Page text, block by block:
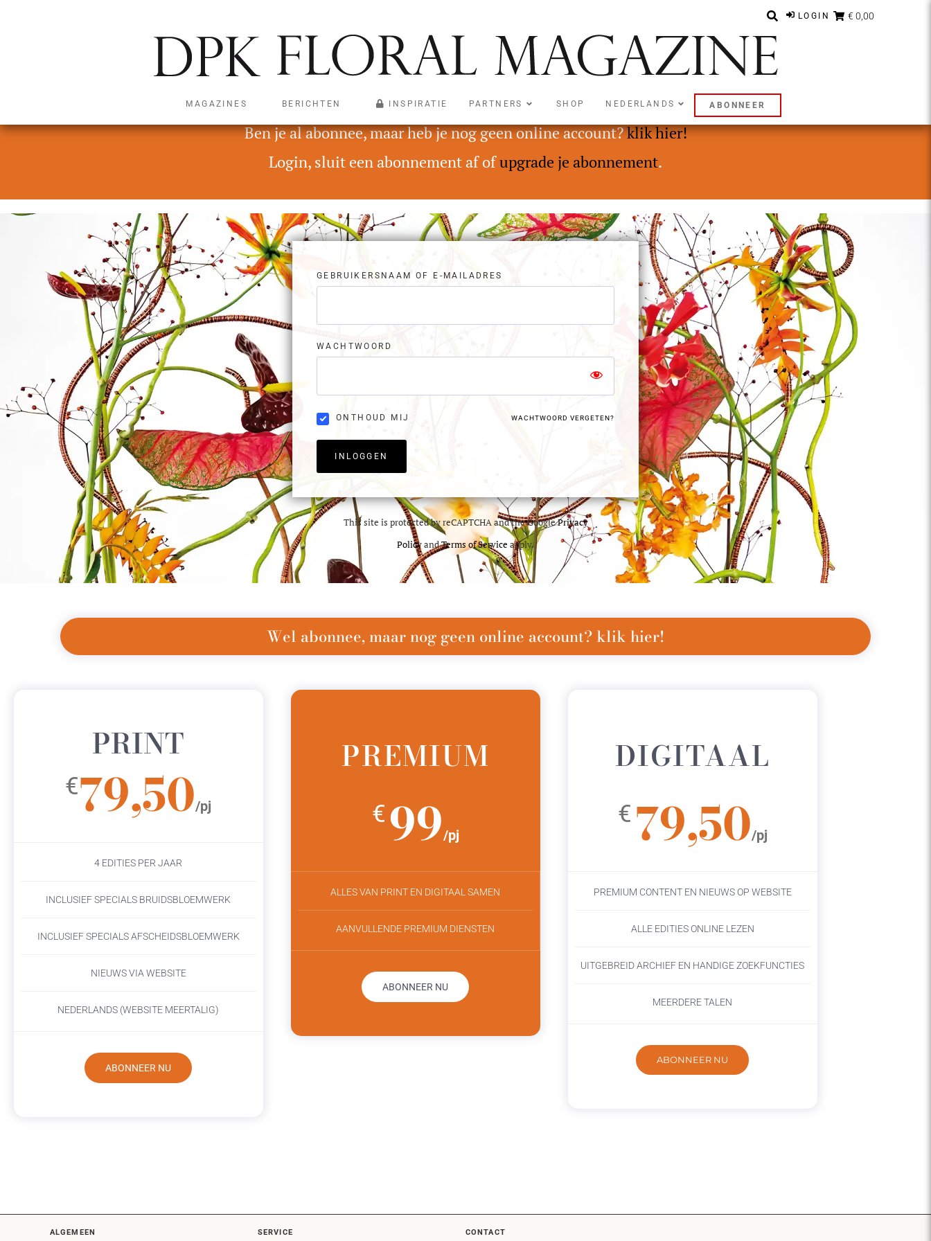
LOGIN € 0,00
MAGAZINES BERICHTEN INSPIRATIE PARTNERS SHOP NEDERLANDS ABONNEER
Deze content is alleen toegankelijk voor abonnees met een Digital Only of Premium abonnement.
Ben je al abonnee, maar heb je nog geen online account?klik hier!
Login, sluit een abonnement af ofupgrade je abonnement.
GEBRUIKERSNAAM OF E-MAILADRES
WACHTWOORD
ONTHOUD MIJ WACHTWOORD VERGETEN?
INLOGGEN
This site is protected by reCAPTCHA and the GooglePrivacy
PolicyandTerms of Service apply.
Wel abonnee, maar nog geen online account? klik hier!
PRINT
€79,50/pj
4 EDITIES PER JAAR
INCLUSIEF SPECIALS BRUIDSBLOEMWERK
INCLUSIEF SPECIALS AFSCHEIDSBLOEMWERK
NIEUWS VIA WEBSITE
NEDERLANDS (WEBSITE MEERTALIG)
ABONNEER NU
PREMIUM
€ 99/pj
ALLES VAN PRINT EN DIGITAAL SAMEN
AANVULLENDE PREMIUM DIENSTEN
ABONNEER NU
DIGITAAL
€ 79,50/pj
PREMIUM CONTENT EN NIEUWS OP WEBSITE
ALLE EDITIES ONLINE LEZEN
UITGEBREID ARCHIEF EN HANDIGE ZOEKFUNCTIES
MEERDERE TALEN
ABONNEER NU
ALGEMEEN SERVICE CONTACT